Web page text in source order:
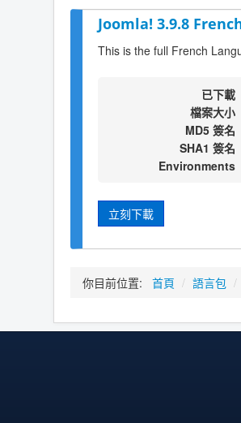
Joomla! 3.9.8
This is the full French
已下載
檔案大小
MD5 簽名
SHA1 簽名
Environments
立刻下載
你目前位置: 首頁 / 語言包 /